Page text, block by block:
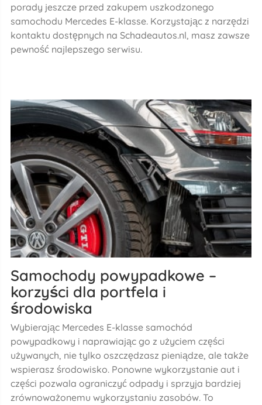
porady jeszcze przed zakupem uszkodzonego
samochodu Mercedes E-klasse. Korzystając z narzędzi
kontaktu dostępnych na Schadeautos.nl, masz zawsze
pewność najlepszego serwisu.
Samochody powypadkowe –
korzyści dla portfela i
środowiska
Wybierając Mercedes E-klasse samochód
powypadkowy i naprawiając go z użyciem części
używanych, nie tylko oszczędzasz pieniądze, ale także
wspierasz środowisko. Ponowne wykorzystanie aut i
części pozwala ograniczyć odpady i sprzyja bardziej
zrównoważonemu wykorzystaniu zasobów. To